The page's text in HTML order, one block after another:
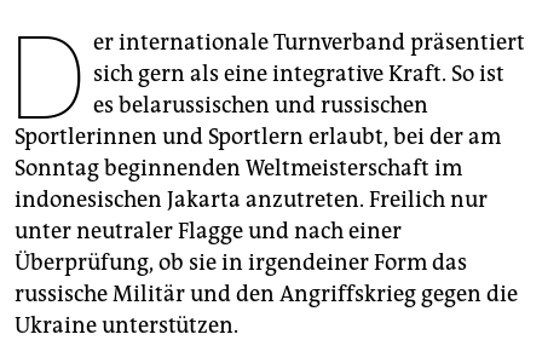
abo
genossenschaft
epaper login
D er internationale Turnverband präsentiert
sich gern als eine integrative Kraft. So ist
es belarussischen und russischen
Sportlerinnen und Sportlern erlaubt, bei der am
Sonntag beginnenden Weltmeisterschaft im
indonesischen Jakarta anzutreten. Freilich nur
unter neutraler Flagge und nach einer
Überprüfung, ob sie in irgendeiner Form das
russische Militär und den Angriffskrieg gegen die
Ukraine unterstützen.